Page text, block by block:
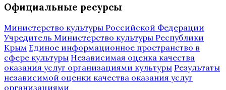
Официальные ресурсы
Министерство культуры Российской Федерации
Учредитель Министерство культуры Республики
Крым Единое информационное пространство в
сфере культуры Независимая оценка качества
оказания услуг организациями культуры Результаты
независимой оценки качества оказания услуг
организациями